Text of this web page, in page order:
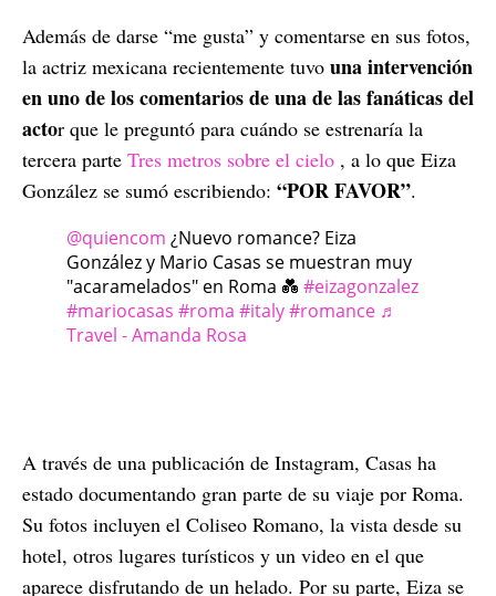
Además de darse “me gusta” y comentarse en sus fotos,
la actriz mexicana recientemente tuvo una intervención
en uno de los comentarios de una de las fanáticas del
actor que le preguntó para cuándo se estrenaría la
tercera parte Tres metros sobre el cielo , a lo que Eiza
González se sumó escribiendo: “POR FAVOR”.
@quiencom ¿Nuevo romance? Eiza
González y Mario Casas se muestran muy
"acaramelados" en Roma 💑 #eizagonzalez
#mariocasas #roma #italy#romance ♬
Travel - Amanda Rosa
A través de una publicación de Instagram, Casas ha
estado documentando gran parte de su viaje por Roma.
Su fotos incluyen el Coliseo Romano, la vista desde su
hotel, otros lugares turísticos y un video en el que
aparece disfrutando de un helado. Por su parte, Eiza se